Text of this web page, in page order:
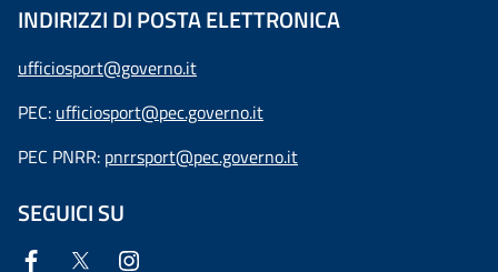
INDIRIZZI DI POSTA ELETTRONICA
ufficiosport@governo.it
PEC: ufficiosport@pec.governo.it
PEC PNRR: pnrrsport@pec.governo.it
SEGUICI SU